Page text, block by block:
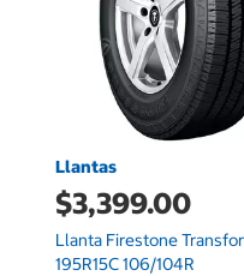
Llantas
$3,399.00
Llanta Firestone
195R15C 106/104R